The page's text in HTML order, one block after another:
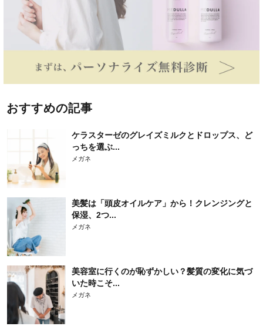
おすすめの記事
ケラスターゼのグレイズミルクとドロップス、ど
っちを選ぶ...
メガネ
美髪は「頭皮オイルケア」から！クレンジングと
保湿、2つ...
メガネ
美容室に行くのが恥ずかしい？髪質の変化に気づ
いた時こそ...
メガネ